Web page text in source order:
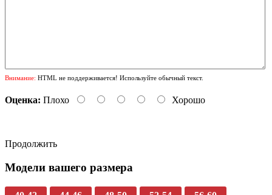
Внимание: HTML не поддерживается! Используйте обычный текст.
Оценка: Плохо Хорошо
Продолжить
Модели вашего размера